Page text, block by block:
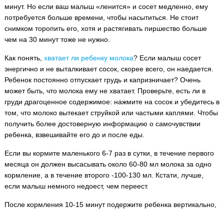
минут. Но если ваш малыш «ленится» и сосет медленно, ему
потребуется больше времени, чтобы насытиться. Не стоит
снимком торопить его, хотя и растягивать пиршество больше
чем на 30 минут тоже не нужно.
Как понять, хватает ли ребенку молока? Если малыш сосет
энергично и не выталкивает сосок, скорее всего, он наедается.
Ребенок постоянно отпускает грудь и капризничает? Очень
может быть, что молока ему не хватает. Проверьте, есть ли в
груди драгоценное содержимое: нажмите на сосок и убедитесь в
том, что молоко вытекает струйкой или частыми каплями. Чтобы
получить более достоверную информацию о самочувствии
ребенка, взвешивайте его до и после еды.
Если вы кормите маленького 6-7 раз в сутки, в течение первого
месяца он должен высасывать около 60-80 мл молока за одно
кормление, а в течение второго -100-130 мл. Кстати, лучше,
если малыш немного недоест, чем переест.
После кормления 10-15 минут подержите ребенка вертикально,